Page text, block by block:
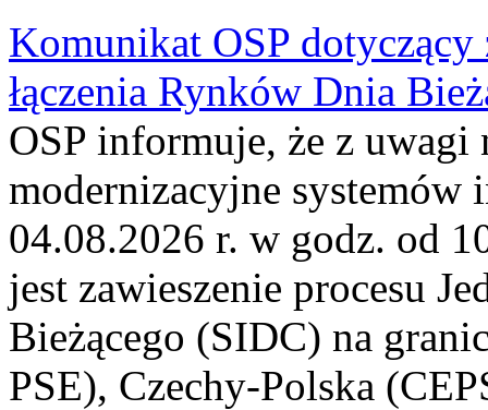
Komunikat OSP dotyczący
łączenia Rynków Dnia
OSP informuje, że z uwagi
modernizacyjne
04.08.2026 r. w godz. od
jest zawieszenie procesu
Bieżącego (SIDC) na
PSE), Czechy-Polska